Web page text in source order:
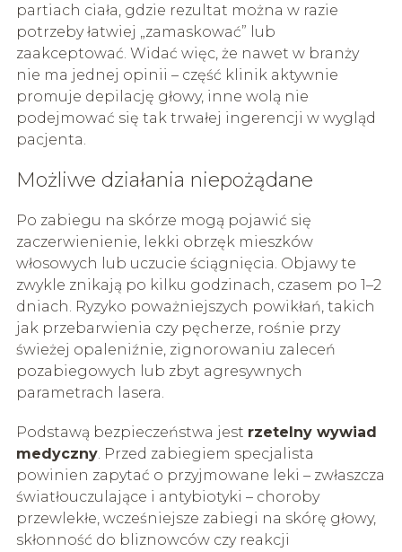
partiach ciała, gdzie rezultat można w razie
potrzeby łatwiej „zamaskować” lub
zaakceptować. Widać więc, że nawet w branży
nie ma jednej opinii – część klinik aktywnie
promuje depilację głowy, inne wolą nie
podejmować się tak trwałej ingerencji w wygląd
pacjenta.
Możliwe działania niepożądane
Po zabiegu na skórze mogą pojawić się
zaczerwienienie, lekki obrzęk mieszków
włosowych lub uczucie ściągnięcia. Objawy te
zwykle znikają po kilku godzinach, czasem po 1–2
dniach. Ryzyko poważniejszych powikłań, takich
jak przebarwienia czy pęcherze, rośnie przy
świeżej opaleniźnie, zignorowaniu zaleceń
pozabiegowych lub zbyt agresywnych
parametrach lasera.
Podstawą bezpieczeństwa jest rzetelny wywiad
medyczny. Przed zabiegiem specjalista
powinien zapytać o przyjmowane leki – zwłaszcza
światłouczulające i antybiotyki – choroby
przewlekłe, wcześniejsze zabiegi na skórę głowy,
skłonność do bliznowców czy reakcji